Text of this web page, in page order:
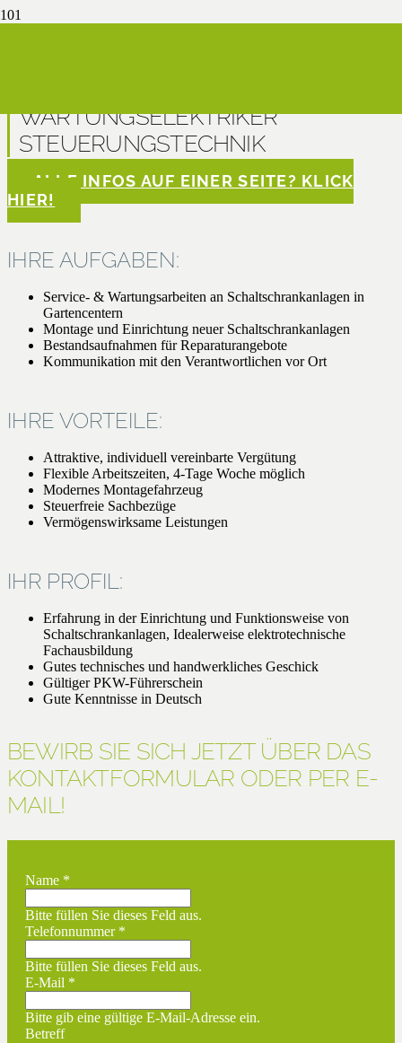
WARTUNGSELEKTRIKER
STEUERUNGSTECHNIK
ALLE INFOS AUF EINER SEITE? KLICK
HIER!
IHRE AUFGABEN:
Service- & Wartungsarbeiten an Schaltschrankanlagen in
Gartencentern
Montage und Einrichtung neuer Schaltschrankanlagen
Bestandsaufnahmen für Reparaturangebote
Kommunikation mit den Verantwortlichen vor Ort
IHRE VORTEILE:
Attraktive, individuell vereinbarte Vergütung
Flexible Arbeitszeiten, 4-Tage Woche möglich
Modernes Montagefahrzeug
Steuerfreie Sachbezüge
Vermögenswirksame Leistungen
IHR PROFIL:
Erfahrung in der Einrichtung und Funktionsweise von
Schaltschrankanlagen, Idealerweise elektrotechnische
Fachausbildung
Gutes technisches und handwerkliches Geschick
Gültiger PKW-Führerschein
Gute Kenntnisse in Deutsch
BEWIRB SIE SICH JETZT ÜBER DAS
KONTAKTFORMULAR ODER PER E-
MAIL!
Name *
Bitte füllen Sie dieses Feld aus.
Telefonnummer *
Bitte füllen Sie dieses Feld aus.
E-Mail *
Bitte gib eine gültige E-Mail-Adresse ein.
Betreff